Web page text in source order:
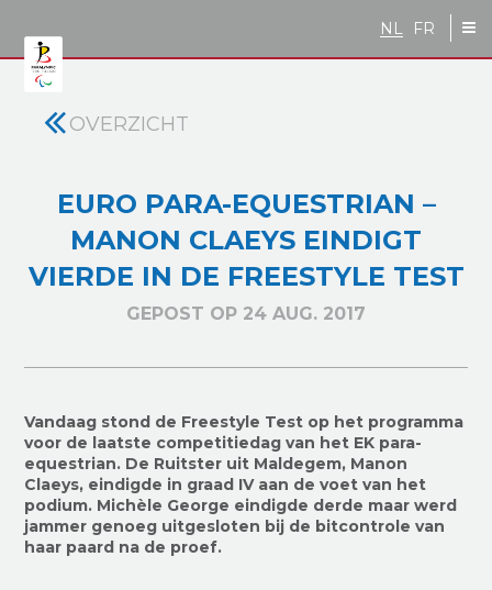
NL FR
OVERZICHT
EURO PARA-EQUESTRIAN –
MANON CLAEYS EINDIGT
VIERDE IN DE FREESTYLE TEST
GEPOST OP 24 AUG. 2017
Vandaag stond de Freestyle Test op het programma
voor de laatste competitiedag van het EK para-
equestrian. De Ruitster uit Maldegem, Manon
Claeys, eindigde in graad IV aan de voet van het
podium. Michèle George eindigde derde maar werd
jammer genoeg uitgesloten bij de bitcontrole van
haar paard na de proef.